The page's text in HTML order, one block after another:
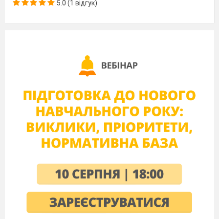
Учениця
Пісня «Дружба»
Дружба вiрная не зламається
Не розклеїться вiд дощiв i хуг
Друг в бiдi не лишить
Добрим словом втiшить _
Ось який вiн незвичайний справжнiй друг!
Друг в бiдi мене завжди виручить
Не-розлий-вода кажуть всi навкруг.
Ось який вiн незвичайний справжнiй друг!
Друг завжди мене прийде виручить,
Він не жде подяк і не жде послуг.
Будь комусь в пригоді вбудь-якій негоді –
Отакий він, незрадливий, с правжній друг!
5.0 (1 відгук)